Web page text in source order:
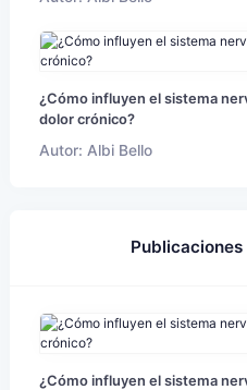
¿Cómo influyen el sistema
dolor crónico?
Autor: Albi Bello
¿Cómo influyen el sistema